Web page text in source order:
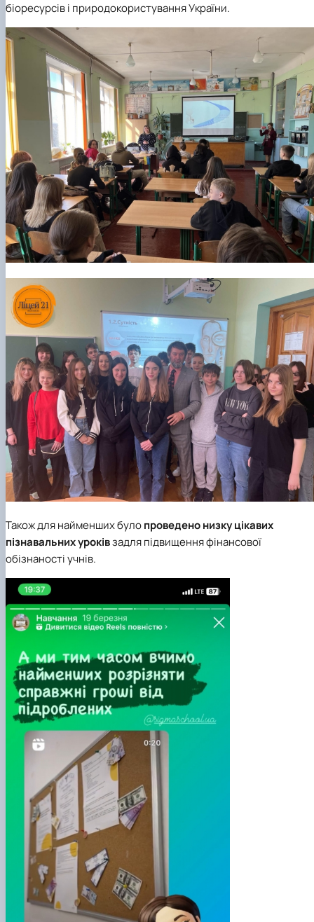
біоресурсів і природокористування України.
Також для найменших булопроведено низку цікавих
пізнавальних уроківзадля підвищення фінансової
обізнаності учнів.